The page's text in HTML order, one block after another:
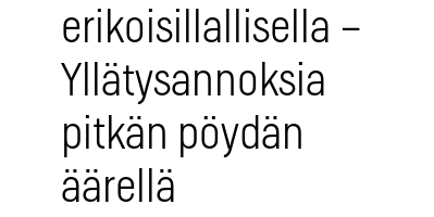
erikoisillallisella –
Yllätysannoksia
pitkän pöydän
äärellä